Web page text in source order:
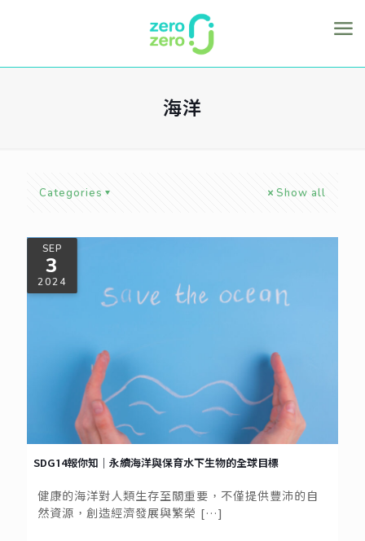
海洋
Categories Show all
SEP
3
2024
SDG14報你知｜永續海洋與保育水下生物的全球目標
健康的海洋對人類生存至關重要，不僅提供豐沛的自
然資源，創造經濟發展與繁榮 […]